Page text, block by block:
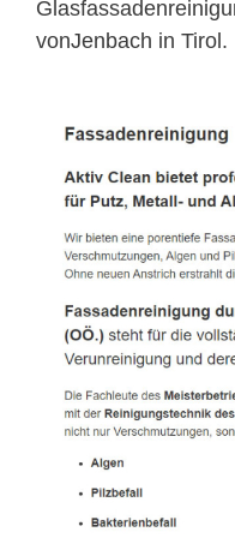
vonJenbach in Tirol.